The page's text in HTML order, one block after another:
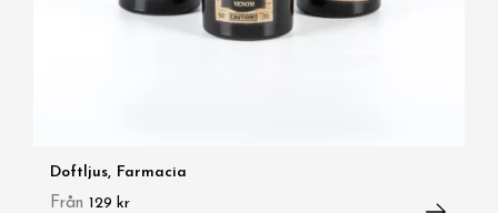
Doftljus, Farmacia
Från 129 kr